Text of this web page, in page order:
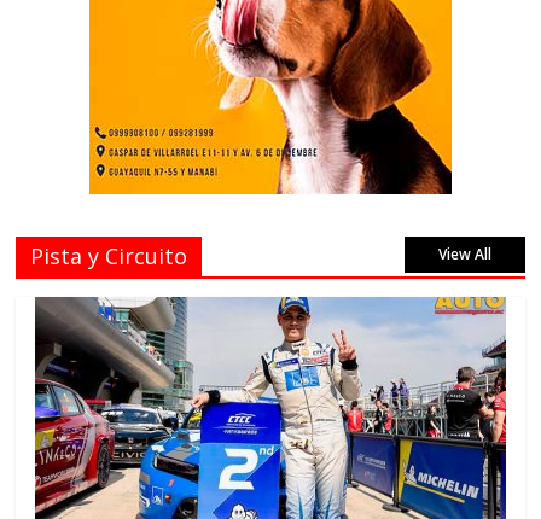
Pista y Circuito View All